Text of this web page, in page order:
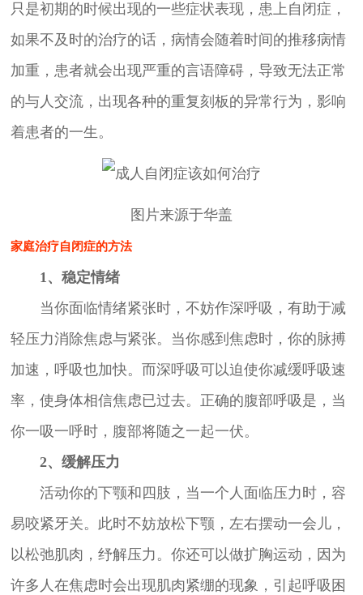
只是初期的时候出现的一些症状表现，患上自闭症，
如果不及时的治疗的话，病情会随着时间的推移病情
加重，患者就会出现严重的言语障碍，导致无法正常
的与人交流，出现各种的重复刻板的异常行为，影响
着患者的一生。
图片来源于华盖
家庭治疗自闭症的方法
1、稳定情绪
当你面临情绪紧张时，不妨作深呼吸，有助于减
轻压力消除焦虑与紧张。当你感到焦虑时，你的脉搏
加速，呼吸也加快。而深呼吸可以迫使你减缓呼吸速
率，使身体相信焦虑已过去。正确的腹部呼吸是，当
你一吸一呼时，腹部将随之一起一伏。
2、缓解压力
活动你的下颚和四肢，当一个人面临压力时，容
易咬紧牙关。此时不妨放松下颚，左右摆动一会儿，
以松弛肌肉，纾解压力。你还可以做扩胸运动，因为
许多人在焦虑时会出现肌肉紧绷的现象，引起呼吸困